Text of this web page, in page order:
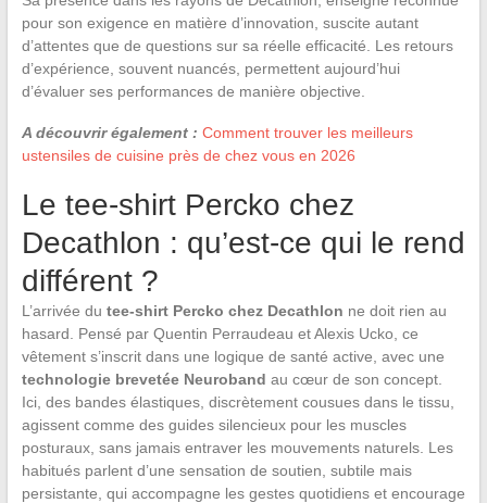
pour son exigence en matière d’innovation, suscite autant
d’attentes que de questions sur sa réelle efficacité. Les retours
d’expérience, souvent nuancés, permettent aujourd’hui
d’évaluer ses performances de manière objective.
A découvrir également : Comment trouver les meilleurs
ustensiles de cuisine près de chez vous en 2026
Le tee-shirt Percko chez
Decathlon : qu’est-ce qui le rend
différent ?
L’arrivée du tee-shirt Percko chez Decathlon ne doit rien au
hasard. Pensé par Quentin Perraudeau et Alexis Ucko, ce
vêtement s’inscrit dans une logique de santé active, avec une
technologie brevetée Neuroband au cœur de son concept.
Ici, des bandes élastiques, discrètement cousues dans le tissu,
agissent comme des guides silencieux pour les muscles
posturaux, sans jamais entraver les mouvements naturels. Les
habitués parlent d’une sensation de soutien, subtile mais
persistante, qui accompagne les gestes quotidiens et encourage